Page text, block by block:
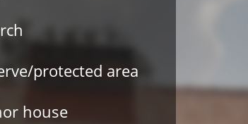
protected area
house